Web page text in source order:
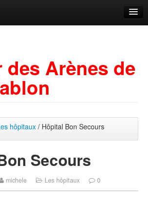
Arènes de
hôpitaux / Hôpital Bon Secours
Secours
michele Les hôpitaux 0